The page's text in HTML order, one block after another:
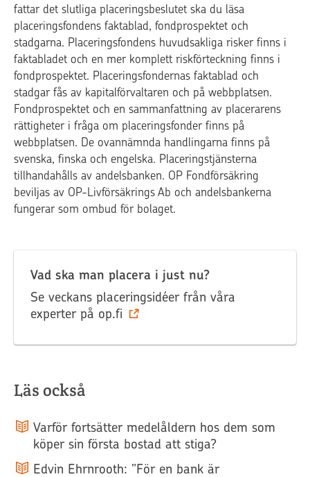
fattar det slutliga placeringsbeslutet ska du läsa
placeringsfondens faktablad, fondprospektet och
stadgarna. Placeringsfondens huvudsakliga risker finns i
faktabladet och en mer komplett riskförteckning finns i
fondprospektet. Placeringsfondernas faktablad och
stadgar fås av kapitalförvaltaren och på webbplatsen.
Fondprospektet och en sammanfattning av placerarens
rättigheter i fråga om placeringsfonder finns på
webbplatsen. De ovannämnda handlingarna finns på
svenska, finska och engelska. Placeringstjänsterna
tillhandahålls av andelsbanken. OP Fondförsäkring
beviljas av OP-Livförsäkrings Ab och andelsbankerna
fungerar som ombud för bolaget.
Vad ska man placera i just nu?
Se veckans placeringsidéer från våra
experter på op.fi
Läs också
Varför fortsätter medelåldern hos dem som
köper sin första bostad att stiga?
Edvin Ehrnrooth: ”För en bank är